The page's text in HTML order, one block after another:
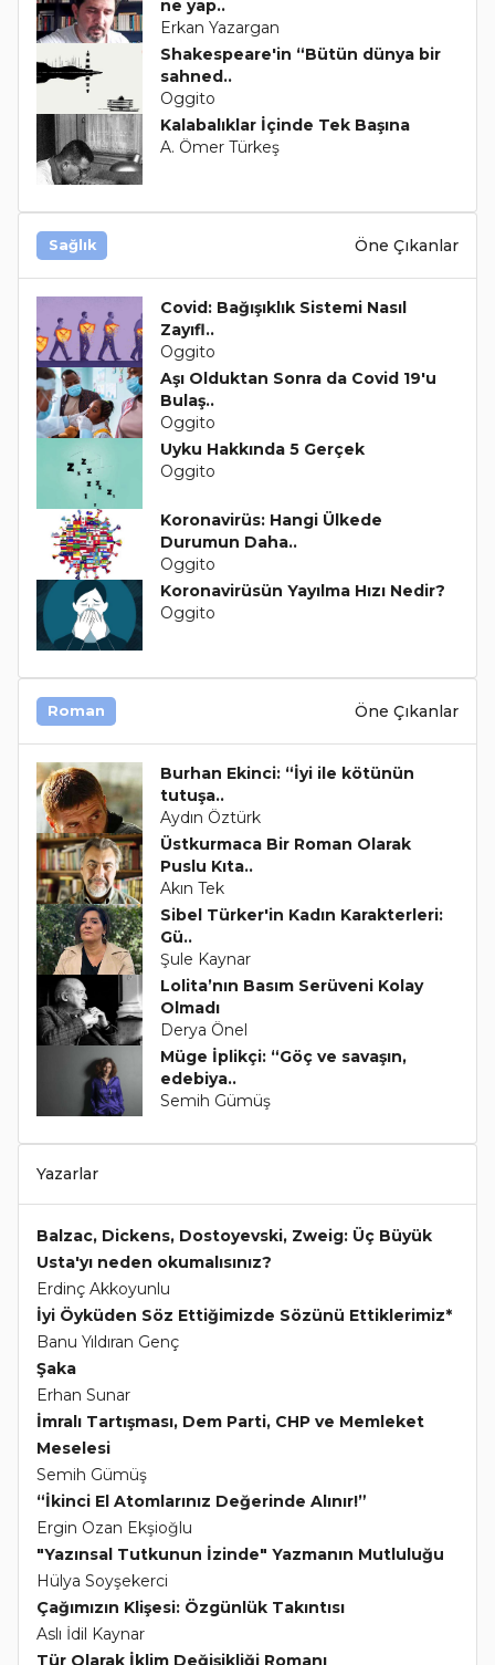
ne yap..
Erkan Yazargan
Shakespeare'in “Bütün dünya bir
sahned..
Oggito
Kalabalıklar İçinde Tek Başına
A. Ömer Türkeş
Sağlık Öne Çıkanlar
Covid: Bağışıklık Sistemi Nasıl
Zayıfl..
Oggito
Aşı Olduktan Sonra da Covid 19'u
Bulaş..
Oggito
Uyku Hakkında 5 Gerçek
Oggito
Koronavirüs: Hangi Ülkede
Durumun Daha..
Oggito
Koronavirüsün Yayılma Hızı Nedir?
Oggito
Roman Öne Çıkanlar
Burhan Ekinci: “İyi ile kötünün
tutuşa..
Aydın Öztürk
Üstkurmaca Bir Roman Olarak
Puslu Kıta..
Akın Tek
Sibel Türker'in Kadın Karakterleri:
Gü..
Şule Kaynar
Lolita’nın Basım Serüveni Kolay
Olmadı
Derya Önel
Müge İplikçi: “Göç ve savaşın,
edebiya..
Semih Gümüş
Yazarlar
Balzac, Dickens, Dostoyevski, Zweig: Üç Büyük
Usta'yı neden okumalısınız?
Erdinç Akkoyunlu
İyi Öyküden Söz Ettiğimizde Sözünü Ettiklerimiz*
Banu Yıldıran Genç
Şaka
Erhan Sunar
İmralı Tartışması, Dem Parti, CHP ve Memleket
Meselesi
Semih Gümüş
“İkinci El Atomlarınız Değerinde Alınır!”
Ergin Ozan Ekşioğlu
"Yazınsal Tutkunun İzinde" Yazmanın Mutluluğu
Hülya Soyşekerci
Çağımızın Klişesi: Özgünlük Takıntısı
Aslı İdil Kaynar
Tür Olarak İklim Değişikliği Romanı